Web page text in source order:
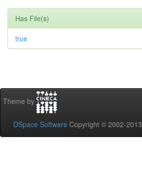
Has File(s)
true
Theme by
DSpace Software Copyright © 2002-2013